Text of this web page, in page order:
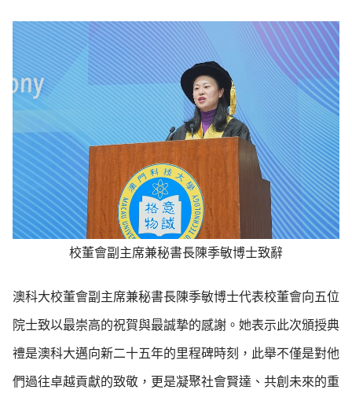
校董會副主席兼秘書長陳季敏博士致辭
澳科大校董會副主席兼秘書長陳季敏博士代表校董會向五位
院士致以最崇高的祝賀與最誠摯的感謝。她表示此次頒授典
禮是澳科大邁向新二十五年的里程碑時刻，此舉不僅是對他
們過往卓越貢獻的致敬，更是凝聚社會賢達、共創未來的重